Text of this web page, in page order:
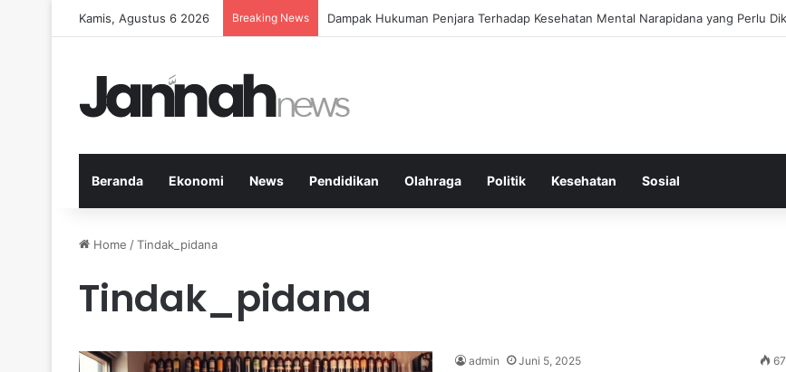
Kamis, Agustus 6 2026 Breaking News Panduan Fitness Ringkas untuk Memastikan Aktivitas Fisik Anda Tetap Konsisten
Beranda Ekonomi News Pendidikan Olahraga Politik Kesehatan Sosial
Home /Tindak_pidana
Tindak_pidana
admin Juni 5, 2025 67